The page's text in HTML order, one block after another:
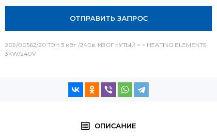
ОТПРАВИТЬ ЗАПРОС
209/00562/20 ТЭН 3 кВт./240в. ИЗОГНУТЫЙ < > HEATING ELEMENTS
3KW/240V
ОПИСАНИЕ